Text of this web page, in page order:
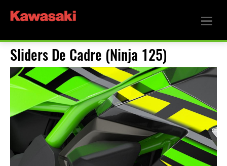
Sliders De Cadre (Ninja 125)